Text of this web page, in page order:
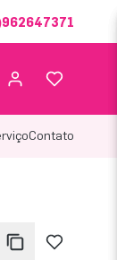
Contato